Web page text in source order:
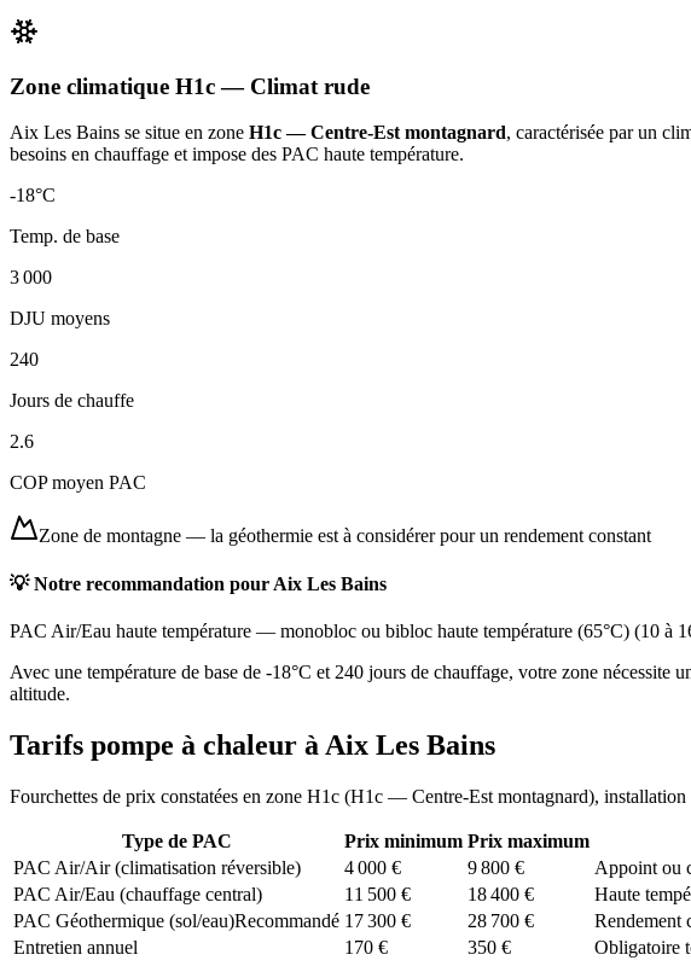
Zone climatique H1c— Climat rude
Aix Les Bains se situe en zone H1c — Centre-Est montagnard, caractérisée par un
besoins en chauffage et impose des PAC haute température.
-18°C
Temp. de base
3 000
DJU moyens
240
Jours de chauffe
2.6
COP moyen PAC
Zone de montagne — la géothermie est à considérer pour un rendement constant
💡 Notre recommandation pour Aix Les Bains
PAC Air/Eau haute température — monobloc ou bibloc haute température (65°C) (10 à
Avec une température de base de -18°C et 240 jours de chauffage, votre zone nécessite
altitude.
Tarifs pompe à chaleur à Aix Les Bains
Fourchettes de prix constatées en zone H1c (H1c — Centre-Est montagnard), installation
Type de PAC Prix minimum Prix maximum
PAC Air/Air (climatisation réversible)
4 000 € 9 800 €
Appoint ou
PAC Air/Eau (chauffage central)
11 500 € 18 400 €
Haute
PAC Géothermique (sol/eau)Recommandé 17 300 € 28 700 €
Rendement
Entretien annuel
170 € 350 € Obligatoire